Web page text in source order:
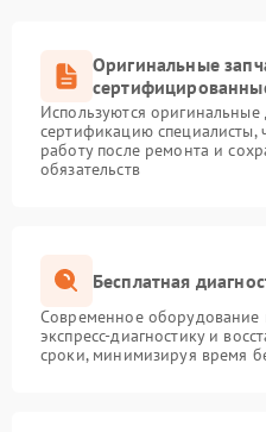
Оригинальные
Используются
сертификацию специалисты,
работу после ремонта и
обязательств
Бесплатная
Современное оборудование
экспресс-диагностику и
сроки, минимизируя время